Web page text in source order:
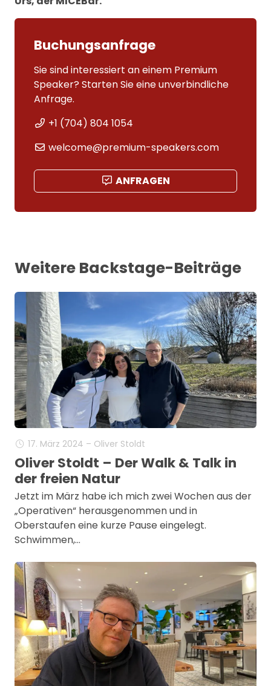
Buchungsanfrage
Sie sind interessiert an einem Premium
Speaker? Starten Sie eine unverbindliche
Anfrage.
+1 (704) 804 1054
welcome@premium-speakers.com
ANFRAGEN
Weitere Backstage-Beiträge
17. März 2024 – Oliver Stoldt
Oliver Stoldt – Der Walk & Talk in
der freien Natur
Jetzt im März habe ich mich zwei Wochen aus der
„Operativen“ herausgenommen und in
Oberstaufen eine kurze Pause eingelegt.
Schwimmen,…